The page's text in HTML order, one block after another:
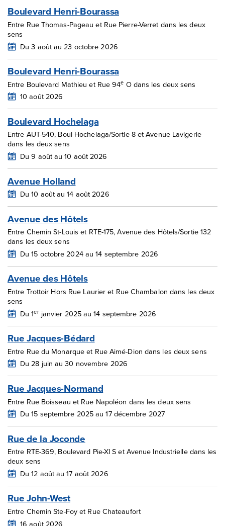
Boulevard Henri-Bourassa
Entre Rue Thomas-Pageau et Rue Pierre-Verret dans les deux
sens
Du 3 août au 23 octobre 2026
Boulevard Henri-Bourassa
Entre Boulevard Mathieu et Rue 94e O dans les deux sens
10 août 2026
Boulevard Hochelaga
Entre AUT-540, Boul Hochelaga/Sortie 8 et Avenue Lavigerie
dans les deux sens
Du 9 août au 10 août 2026
Avenue Holland
Du 10 août au 14 août 2026
Avenue des Hôtels
Entre Chemin St-Louis et RTE-175, Avenue des Hôtels/Sortie 132
dans les deux sens
Du 15 octobre 2024 au 14 septembre 2026
Avenue des Hôtels
Entre Trottoir Hors Rue Laurier et Rue Chambalon dans les deux
sens
Du 1erjanvier 2025 au 14 septembre 2026
Rue Jacques-Bédard
Entre Rue du Monarque et Rue Aimé-Dion dans les deux sens
Du 28 juin au 30 novembre 2026
Rue Jacques-Normand
Entre Rue Boisseau et Rue Napoléon dans les deux sens
Du 15 septembre 2025 au 17 décembre 2027
Rue de la Joconde
Entre RTE-369, Boulevard Pie-XI S et Avenue Industrielle dans les
deux sens
Du 12 août au 17 août 2026
Rue John-West
Entre Chemin Ste-Foy et Rue Chateaufort
16 août 2026